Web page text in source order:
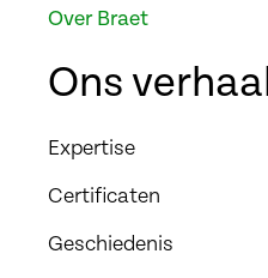
Over Braet
Ons
Expertise
Certificaten
Geschiedenis